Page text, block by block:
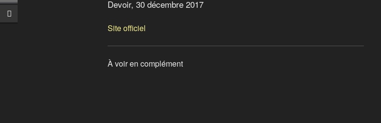
Devoir, 30 décembre 2017
Site officiel
À voir en complément